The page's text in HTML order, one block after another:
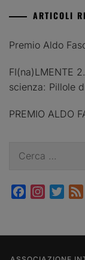
ARTICOLI
Premio Aldo
FI(na)LMENTE
scienza: Pillole
PREMIO ALDO
per:
FacebookInstagram